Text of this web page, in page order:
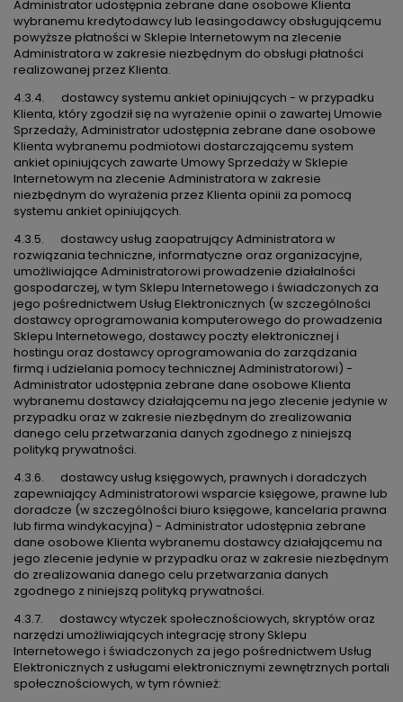
Administrator udostępnia zebrane dane osobowe Klienta
wybranemu kredytodawcy lub leasingodawcy obsługującemu
powyższe płatności w Sklepie Internetowym na zlecenie
Administratora w zakresie niezbędnym do obsługi płatności
realizowanej przez Klienta.
4.3.4. dostawcy systemu ankiet opiniujących - w przypadku
Klienta, który zgodził się na wyrażenie opinii o zawartej Umowie
Sprzedaży, Administrator udostępnia zebrane dane osobowe
Klienta wybranemu podmiotowi dostarczającemu system
ankiet opiniujących zawarte Umowy Sprzedaży w Sklepie
Internetowym na zlecenie Administratora w zakresie
niezbędnym do wyrażenia przez Klienta opinii za pomocą
systemu ankiet opiniujących.
4.3.5. dostawcy usług zaopatrujący Administratora w
rozwiązania techniczne, informatyczne oraz organizacyjne,
umożliwiające Administratorowi prowadzenie działalności
gospodarczej, w tym Sklepu Internetowego i świadczonych za
jego pośrednictwem Usług Elektronicznych (w szczególności
dostawcy oprogramowania komputerowego do prowadzenia
Sklepu Internetowego, dostawcy poczty elektronicznej i
hostingu oraz dostawcy oprogramowania do zarządzania
firmą i udzielania pomocy technicznej Administratorowi) -
Administrator udostępnia zebrane dane osobowe Klienta
wybranemu dostawcy działającemu na jego zlecenie jedynie w
przypadku oraz w zakresie niezbędnym do zrealizowania
danego celu przetwarzania danych zgodnego z niniejszą
polityką prywatności.
4.3.6. dostawcy usług księgowych, prawnych i doradczych
zapewniający Administratorowi wsparcie księgowe, prawne lub
doradcze (w szczególności biuro księgowe, kancelaria prawna
lub firma windykacyjna) - Administrator udostępnia zebrane
dane osobowe Klienta wybranemu dostawcy działającemu na
jego zlecenie jedynie w przypadku oraz w zakresie niezbędnym
do zrealizowania danego celu przetwarzania danych
zgodnego z niniejszą polityką prywatności.
4.3.7. dostawcy wtyczek społecznościowych, skryptów oraz
narzędzi umożliwiających integrację strony Sklepu
Internetowego i świadczonych za jego pośrednictwem Usług
Elektronicznych z usługami elektronicznymi zewnętrznych portali
społecznościowych, w tym również: